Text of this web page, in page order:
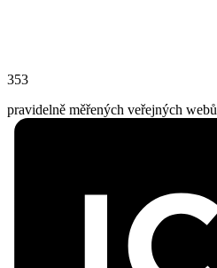
353
pravidelně měřených veřejných webů